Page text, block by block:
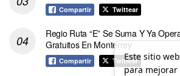
Compartir Twittear
Regio Ruta “E” Se Suma Y Ya
Gratuitos En Monterrey
Compartir TwittearEste sitio
para mejorar